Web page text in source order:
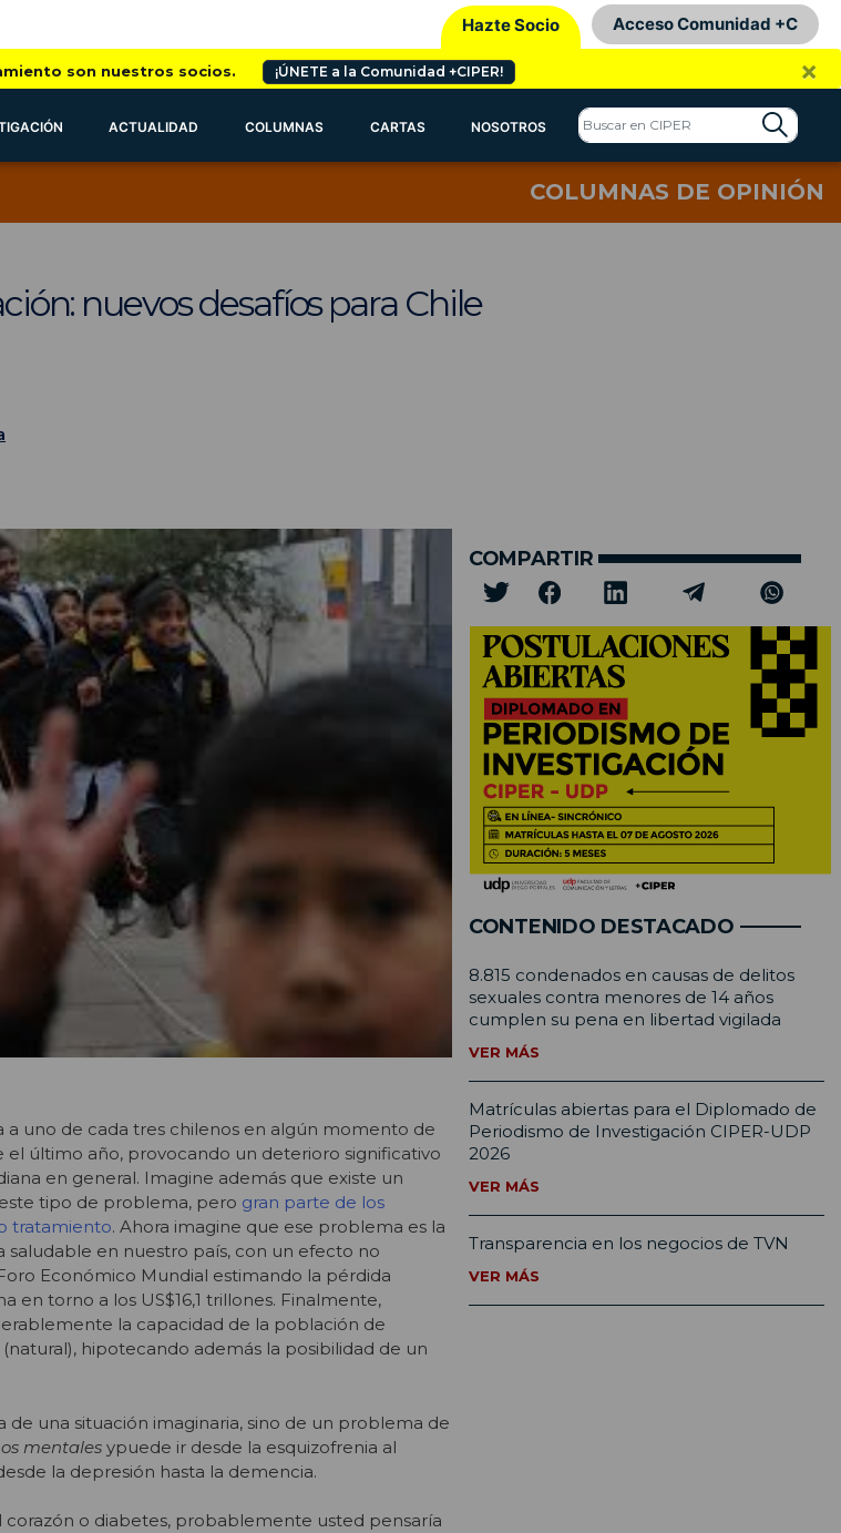
Hazte Socio Acceso Comunidad +C
son nuestros socios. ¡ÚNETE a la Comunidad +CIPER! ×
ACTUALIDAD COLUMNAS CARTAS NOSOTROS
COLUMNAS DE OPINIÓN
nuevos desafíos para Chile
uno de cada tres chilenos en algún momento de
el último año, provocando un deterioro significativo
en general. Imagine además que existe un
tipo de problema, pero gran parte de los
tratamiento. Ahora imagine que ese problema es la
saludable en nuestro país, con un efecto no
Económico Mundial estimando la pérdida
en torno a los US$16,1 trillones. Finalmente,
la capacidad de la población de
hipotecando además la posibilidad de un
una situación imaginaria, sino de un problema de
mentales ypuede ir desde la esquizofrenia al
la depresión hasta la demencia.
corazón o diabetes, probablemente usted pensaría
COMPARTIR
CONTENIDO DESTACADO
8.815 condenados en causas de delitos
sexuales contra menores de 14 años
cumplen su pena en libertad vigilada
VER MÁS
Matrículas abiertas para el Diplomado de
Periodismo de Investigación CIPER-UDP
2026
VER MÁS
Transparencia en los negocios de TVN
VER MÁS